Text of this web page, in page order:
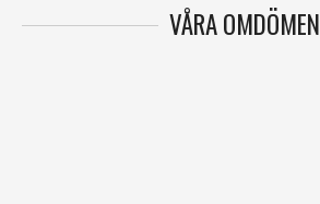
VÅRA OMDÖMEN